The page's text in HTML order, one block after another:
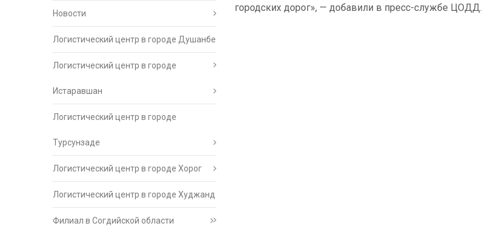
Новости
Логистический центр в городе Душанбе
Логистический центр в городе
Истаравшан
Логистический центр в городе
Турсунзаде
Логистический центр в городе Хорог
Логистический центр в городе Худжанд
Филиал в Согдийской области
городских дорог», — добавили в пресс-службе ЦОДД.